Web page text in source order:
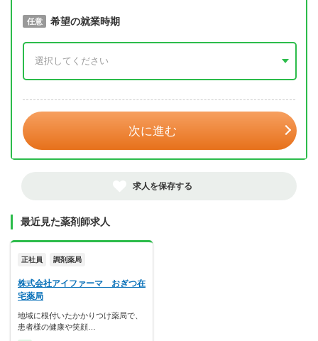
必須 取得予定年
任意 希望の就業時期
次に進む
求人を保存する
最近見た薬剤師求人
正社員 調剤薬局
株式会社アイファーマ おぎつ在
宅薬局
地域に根付いたかかりつけ薬局で、
患者様の健康や笑顔…